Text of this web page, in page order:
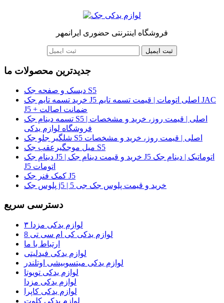
فروشگاه اینترنتی حضوری ایرانمهر
ثبت ایمیل
جدیدترین محصولات ما
دیسک و صفحه جک S5
خرید تسمه تایم جک J5 اصلی اتومات | قیمت تسمه تایم JAC
J5 + ضمانت اصالت
تسمه دینام جک S5 اصلی | قیمت روز، خرید و مشخصات |
فروشگاه لوازم یدکی
شلگیر جلو جک S5 اصلی | قیمت روز، خرید و مشخصات
میل موجگیرعقب جک S5
دینام جک J5 | خرید و قیمت دینام جک J5 اتوماتیک | دینام جک
J5 اتومات
کمک فنر جک J5
پلوس جک j5 | خرید و قیمت پلوس جک جی 5
دسترسی سریع
لوازم یدکی مزدا ۳
لوازم یدکی کی ام سی تی 8
ارتباط با ما
لوازم یدکی فیدلیتی
لوازم یدکی میتسوبیشی اوتلندر
لوازم یدکی تویوتا
لوازم یدکی مزدا
لوازم یدکی کاپرا
لوازم یدکی کلوت